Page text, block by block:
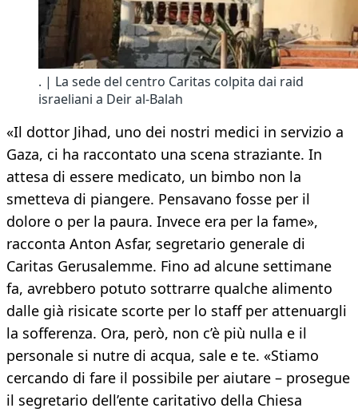
. | La sede del centro Caritas colpita dai raid
israeliani a Deir al-Balah
«Il dottor Jihad, uno dei nostri medici in servizio a
Gaza, ci ha raccontato una scena straziante. In
attesa di essere medicato, un bimbo non la
smetteva di piangere. Pensavano fosse per il
dolore o per la paura. Invece era per la fame»,
racconta Anton Asfar, segretario generale di
Caritas Gerusalemme. Fino ad alcune settimane
fa, avrebbero potuto sottrarre qualche alimento
dalle già risicate scorte per lo staff per attenuargli
la sofferenza. Ora, però, non c’è più nulla e il
personale si nutre di acqua, sale e te. «Stiamo
cercando di fare il possibile per aiutare – prosegue
il segretario dell’ente caritativo della Chiesa